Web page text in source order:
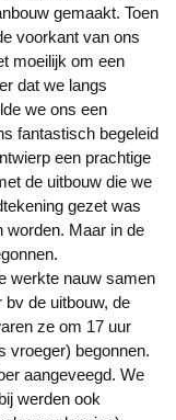
gemaakt. Toen
voorkant van ons
moeilijk om een
dat we langs
we ons een
fantastisch begeleid
een prachtige
de uitbouw die we
gezet was
worden. Maar in de
werkte nauw samen
bv de uitbouw, de
ze om 17 uur
vroeger) begonnen.
aangeveegd. We
werden ook